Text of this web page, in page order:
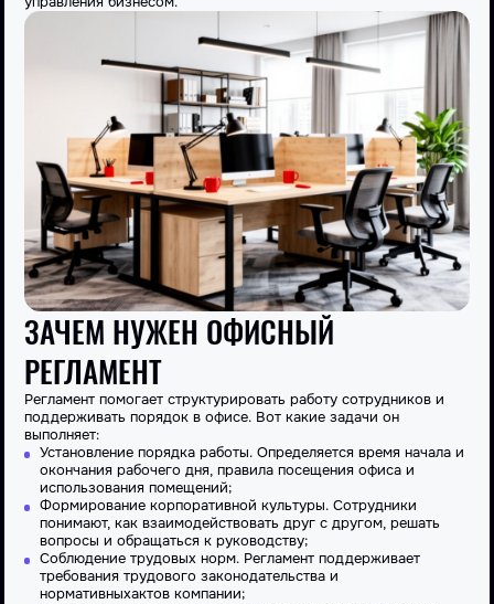
ЗАЧЕМ НУЖЕН ОФИСНЫЙ
РЕГЛАМЕНТ
Регламент помогает структурировать работу сотрудников и
поддерживать порядок в офисе. Вот какие задачи он
выполняет:
Установление порядка работы. Определяется время начала и
окончаниярабочего дня, правила посещения офиса и
использования помещений;
Формирование корпоративной культуры. Сотрудники
понимают, как взаимодействовать друг с другом, решать
вопросы и обращаться к руководству;
Соблюдениетрудовых норм. Регламент поддерживает
требования трудового законодательства и
нормативныхактов компании;